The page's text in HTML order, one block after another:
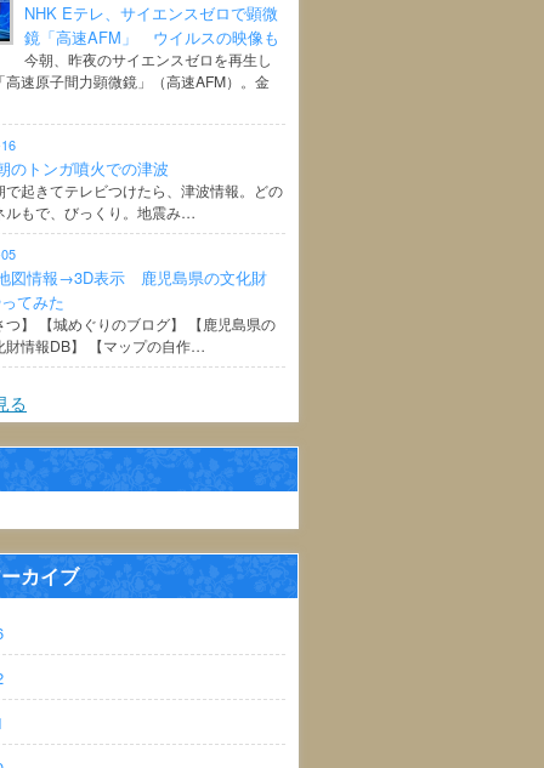
NHK Eテレ、サイエンスゼロで顕微
鏡「高速AFM」 ウイルスの映像も
今朝、昨夜のサイエンスゼロを再生し
高速原子間力顕微鏡」（高速AFM）。金
のトンガ噴火での津波
で起きてテレビつけたら、津波情報。どの
ルもで、びっくり。地震み…
図情報→3D表示 鹿児島県の文化財
てみた
つ】 【城めぐりのブログ】 【鹿児島県の
財情報DB】 【マップの自作…
る
カイブ